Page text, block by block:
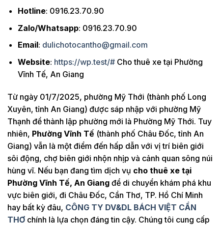
Hotline: 0916.23.70.90
Zalo/Whatsapp: 0916.23.70.90
Email: dulichotocantho@gmail.com
Website: https://wp.test/#Cho thuê xe tại Phường
Vĩnh Tế, An Giang
Từ ngày 01/7/2025, phường Mỹ Thới (thành phố Long
Xuyên, tỉnh An Giang) được sáp nhập với phường Mỹ
Thạnh để thành lập phường mới là Phường Mỹ Thới. Tuy
nhiên, Phường Vĩnh Tế (thành phố Châu Đốc, tỉnh An
Giang) vẫn là một điểm đến hấp dẫn với vị trí biên giới
sôi động, chợ biên giới nhộn nhịp và cảnh quan sông núi
hùng vĩ. Nếu bạn đang tìm dịch vụ cho thuê xe tại
Phường Vĩnh Tế, An Giang để di chuyển khám phá khu
vực biên giới, đi Châu Đốc, Cần Thơ, TP. Hồ Chí Minh
hay bất kỳ đâu, CÔNG TY DV&DL BÁCH VIỆT CẦN
THƠ chính là lựa chọn đáng tin cậy. Chúng tôi cung cấp